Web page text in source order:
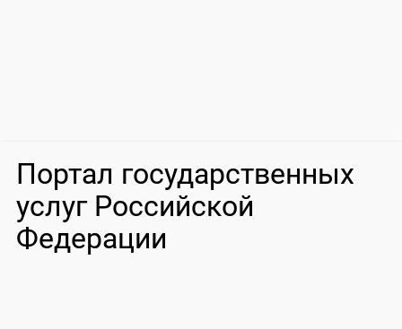
Портал государственных
услуг Российской
Федерации